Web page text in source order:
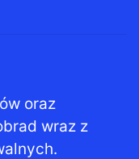
oraz
wraz z